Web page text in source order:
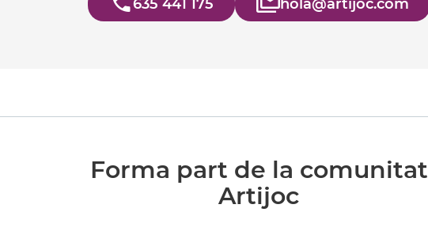
635 441 175 hola@artijoc.com
Forma part de la comunitat
Artijoc